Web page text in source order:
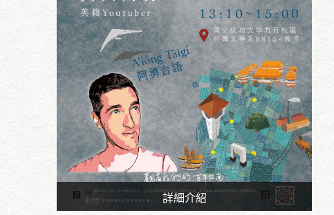
詳細介紹